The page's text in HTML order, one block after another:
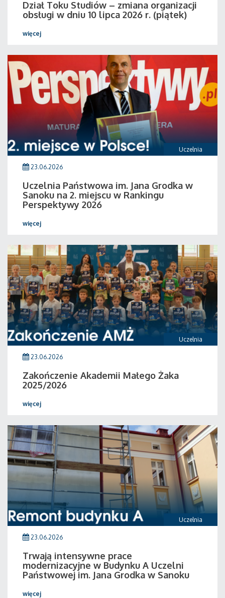
Dział Toku Studiów – zmiana organizacji
obsługi w dniu 10 lipca 2026 r. (piątek)
więcej
Uczelnia
23.06.2026
Uczelnia Państwowa im. Jana Grodka w
Sanoku na 2. miejscu w Rankingu
Perspektywy 2026
więcej
Uczelnia
23.06.2026
Zakończenie Akademii Małego Żaka
2025/2026
więcej
Uczelnia
23.06.2026
Trwają intensywne prace
modernizacyjne w Budynku A Uczelni
Państwowej im. Jana Grodka w Sanoku
więcej